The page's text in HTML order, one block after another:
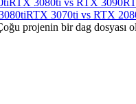
RTX 3070ti vs RTX
projenin bir dag dosyası